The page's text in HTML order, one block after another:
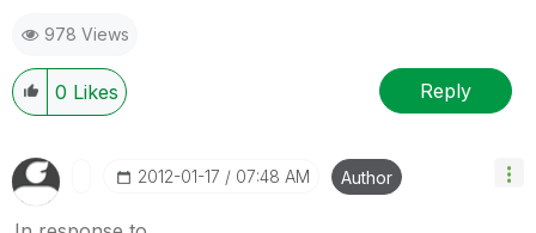
978 Views
0 Likes Reply
‎2012-01-17 07:48 AM Author